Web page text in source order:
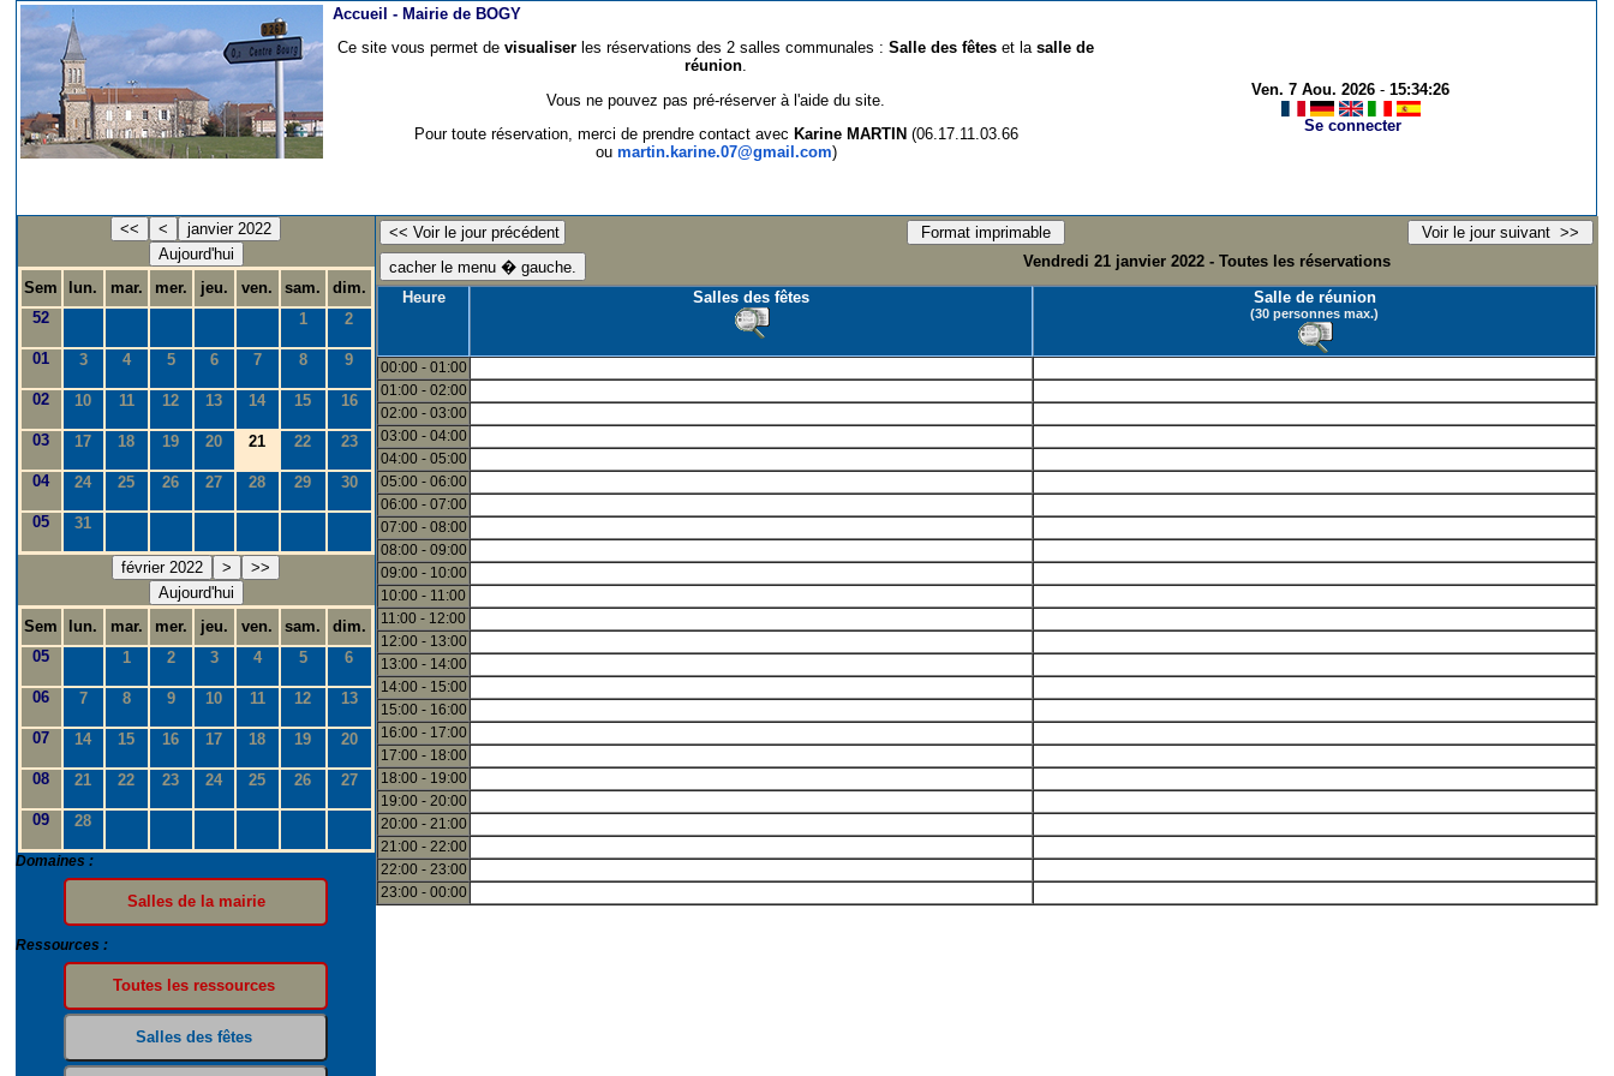
Accueil - Mairie de BOGY
Ce site vous permet devisualiser les réservations des 2 salles communales :Salle des fêtes et lasalle de
réunion.
Vous ne pouvez pas pré-réserver à l'aide du site.
Pour toute réservation, merci de prendre contact avec Karine MARTIN (06.17.11.03.66
ou martin.karine.07@gmail.com)
Ven. 7 Aou. 2026 -15:34:26
Se connecter
<< <
janvier 2022
Aujourd'hui
Sem
lun. mar. mer. jeu. ven. sam.
dim.
52
1 2
01 3 4 5 6 7 8 9
02 10 11 12 13 14 15 16
03 17 18 19 20 21 22 23
04 24 25 26 27 28 29 30
05 31
février 2022 >
>>
Aujourd'hui
Sem
lun. mar. mer. jeu. ven. sam.
dim.
05
1 2 3 4 5 6
06 7 8 9 10 11 12 13
07 14 15 16 17 18 19 20
08 21 22 23 24 25 26 27
09 28
Domaines :
Ressources :
Vendredi 21 janvier 2022 - Toutes les réservations
Heure
Salles des fêtes Salle de réunion
(30 personnes max.)
00:00 - 01:00
01:00 - 02:00
02:00 - 03:00
03:00 - 04:00
04:00 - 05:00
05:00 - 06:00
06:00 - 07:00
07:00 - 08:00
08:00 - 09:00
09:00 - 10:00
10:00 - 11:00
11:00 - 12:00
12:00 - 13:00
13:00 - 14:00
14:00 - 15:00
15:00 - 16:00
16:00 - 17:00
17:00 - 18:00
18:00 - 19:00
19:00 - 20:00
20:00 - 21:00
21:00 - 22:00
22:00 - 23:00
23:00 - 00:00